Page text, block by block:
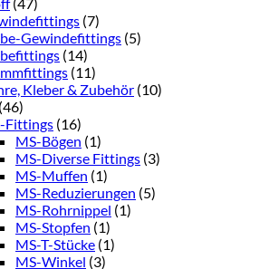
(7)
Gewindefittings (5)
(14)
(11)
Kleber & Zubehör (10)
(46)
Fittings (16)
MS-Bögen (1)
MS-Diverse Fittings (3)
MS-Muffen (1)
MS-Reduzierungen (5)
MS-Rohrnippel (1)
MS-Stopfen (1)
MS-T-Stücke (1)
MS-Winkel (3)